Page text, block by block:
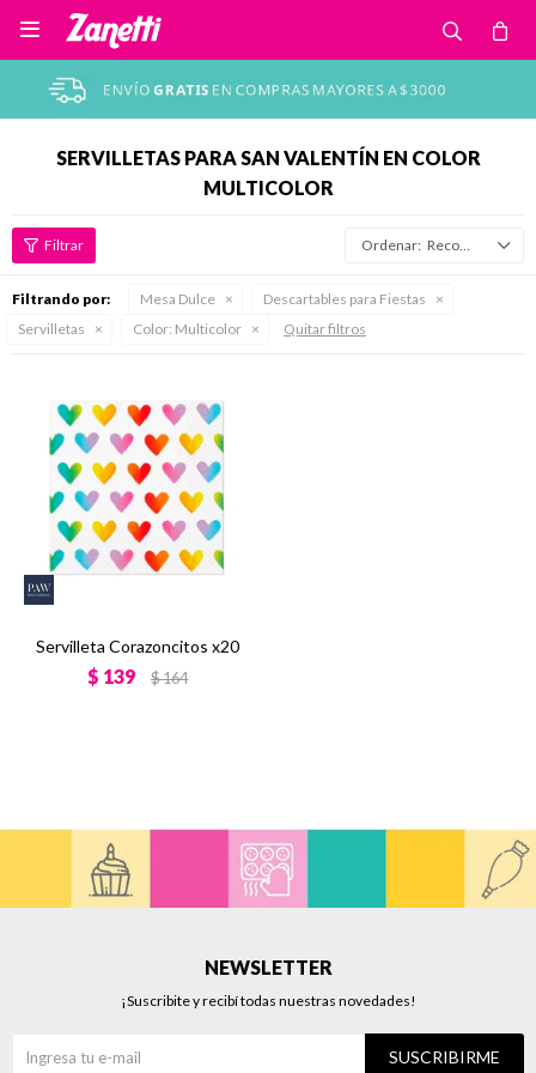

SERVILLETAS PARA SAN VALENTÍN EN COLOR
MULTICOLOR
Recomendados
Filtrando por: Mesa Dulce
Descartables para Fiestas
Servilletas
Color: Multicolor Quitar filtros
Servilleta Corazoncitos x20
$ 139 $164
NEWSLETTER
¡Suscribite y recibí todas nuestras novedades!
SUSCRIBIRME